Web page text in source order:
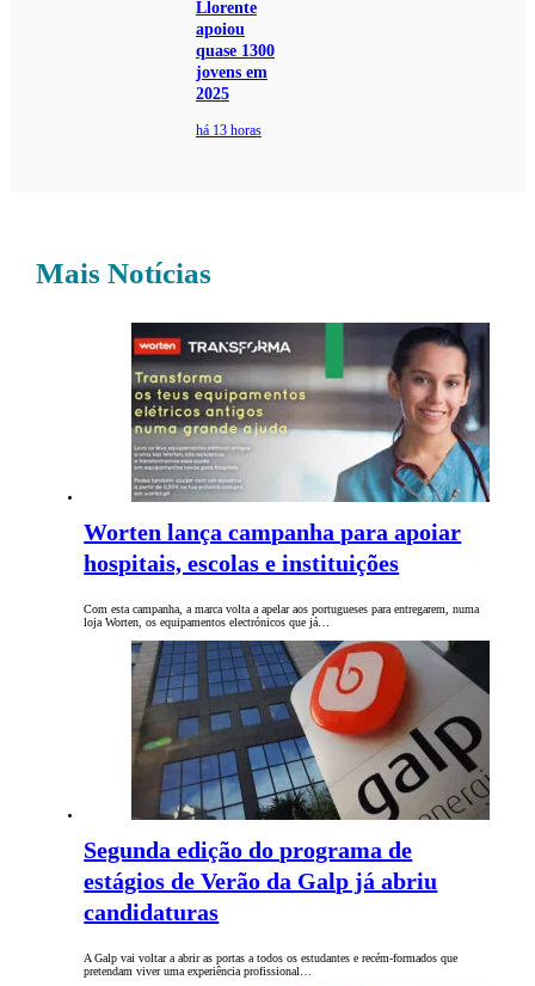
Llorente
apoiou
quase 1300
jovens em
2025
há 13 horas
Mais Notícias
Worten lança campanha para apoiar
hospitais, escolas e instituições
Com esta campanha, a marca volta a apelar aos portugueses para entregarem, numa
loja Worten, os equipamentos electrónicos que já…
Segunda edição do programa de
estágios de Verão da Galp já abriu
candidaturas
A Galp vai voltar a abrir as portas a todos os estudantes e recém-formados que
pretendam viver uma experiência profissional…